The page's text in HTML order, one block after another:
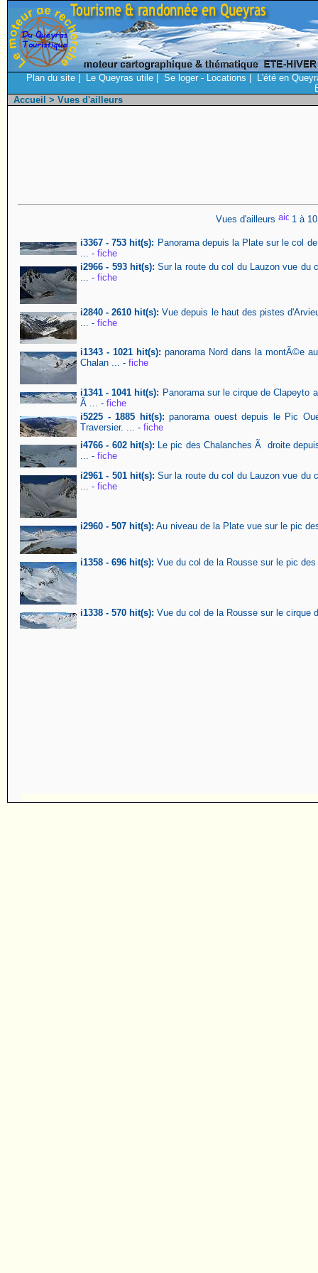
Plan du site Le Queyras utile Se loger - Locations
L'été en
Accueil > Vues d'ailleurs
Vues d'ailleurs 1 à 10
i3367 - 753 hit(s): Panorama depuis la Plate sur le col
... - fiche
i2966 - 593 hit(s): Sur la route du col du Lauzon vue du
... - fiche
i2840 - 2610 hit(s): Vue depuis le haut des pistes
... - fiche
i1343 - 1021 hit(s): panorama Nord dans la montÃ©e
Chalan ... - fiche
i1341 - 1041 hit(s): Panorama sur le cirque de Clapeyto
Ã ... - fiche
i5225 - 1885 hit(s): panorama ouest depuis le Pic
Traversier. ... - fiche
i4766 - 602 hit(s): Le pic des Chalanches Ã droite
... - fiche
i2961 - 501 hit(s): Sur la route du col du Lauzon vue du
... - fiche
i2960 - 507 hit(s): Au niveau de la Plate vue sur le pic
i1358 - 696 hit(s): Vue du col de la Rousse sur le pic
i1338 - 570 hit(s): Vue du col de la Rousse sur le cirque